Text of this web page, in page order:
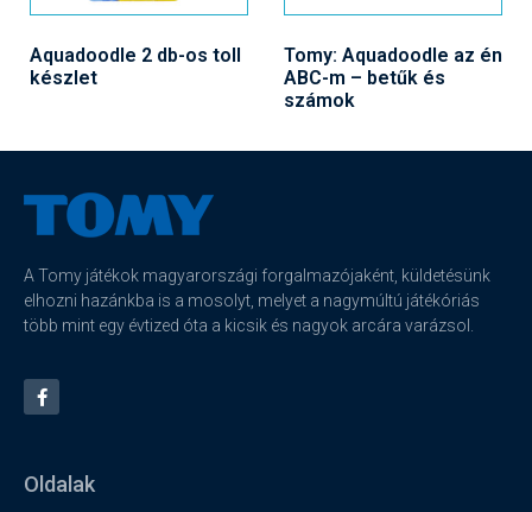
Aquadoodle 2 db-os toll
készlet
Tomy: Aquadoodle az én
ABC-m – betűk és
számok
A Tomy játékok magyarországi forgalmazójaként, küldetésünk
elhozni hazánkba is a mosolyt, melyet a nagymúltú játékóriás
több mint egy évtized óta a kicsik és nagyok arcára varázsol.
Oldalak